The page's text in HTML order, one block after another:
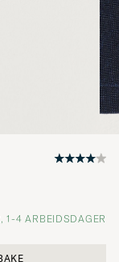
1-4 ARBEIDSDAGER